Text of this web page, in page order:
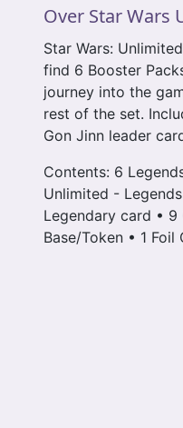
Over Star Wars
Star Wars:
find 6 Booster
journey into the
rest of the set.
Gon Jinn leader
Contents: 6
Unlimited -
Legendary card • 9
Base/Token • 1 Foil